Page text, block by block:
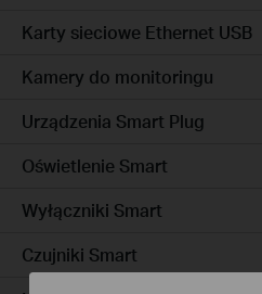
Karty sieciowe Ethernet USB
Kamery do monitoringu
Urządzenia Smart Plug
Oświetlenie Smart
Wyłączniki Smart
Czujniki Smart